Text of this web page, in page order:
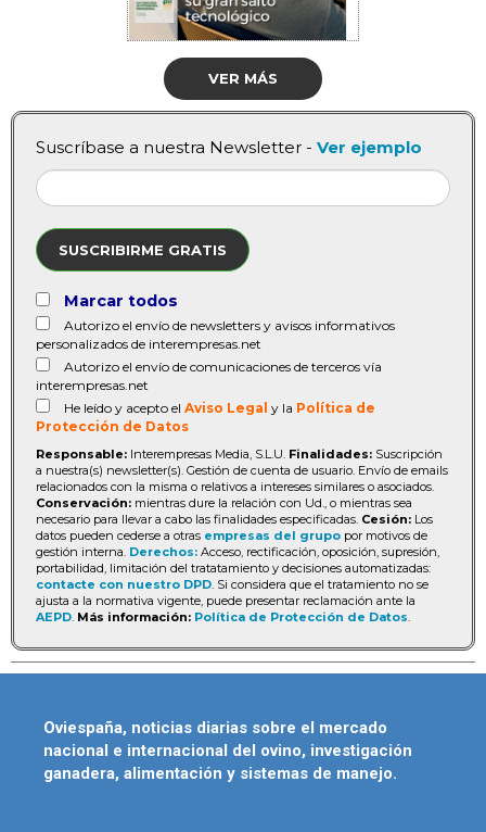
VER MÁS
Suscríbase a nuestra Newsletter - Ver ejemplo
SUSCRIBIRME GRATIS
Marcar todos
Autorizo el envío de newsletters y avisos informativos
personalizados de interempresas.net
Autorizo el envío de comunicaciones de terceros vía
interempresas.net
He leído y acepto el Aviso Legal y la Política de
Protección de Datos
Responsable: Interempresas Media, S.L.U. Finalidades: Suscripción
a nuestra(s) newsletter(s). Gestión de cuenta de usuario. Envío de emails
relacionados con la misma o relativos a intereses similares o asociados.
Conservación: mientras dure la relación con Ud., o mientras sea
necesario para llevar a cabo las finalidades especificadas. Cesión: Los
datos pueden cederse a otras empresas del grupo por motivos de
gestión interna. Derechos: Acceso, rectificación, oposición, supresión,
portabilidad, limitación del tratatamiento y decisiones automatizadas:
contacte con nuestro DPD . Si considera que el tratamiento no se
ajusta a la normativa vigente, puede presentar reclamación ante la
AEPD Más información: Política de Protección de Datos
Oviespaña, noticias diarias sobre el mercado
nacional e internacional del ovino, investigación
ganadera, alimentación y sistemas de manejo.